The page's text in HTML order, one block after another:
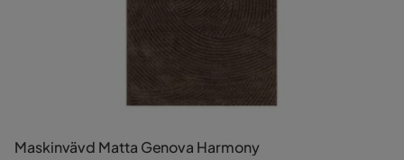
Maskinvävd Matta Genova Harmony